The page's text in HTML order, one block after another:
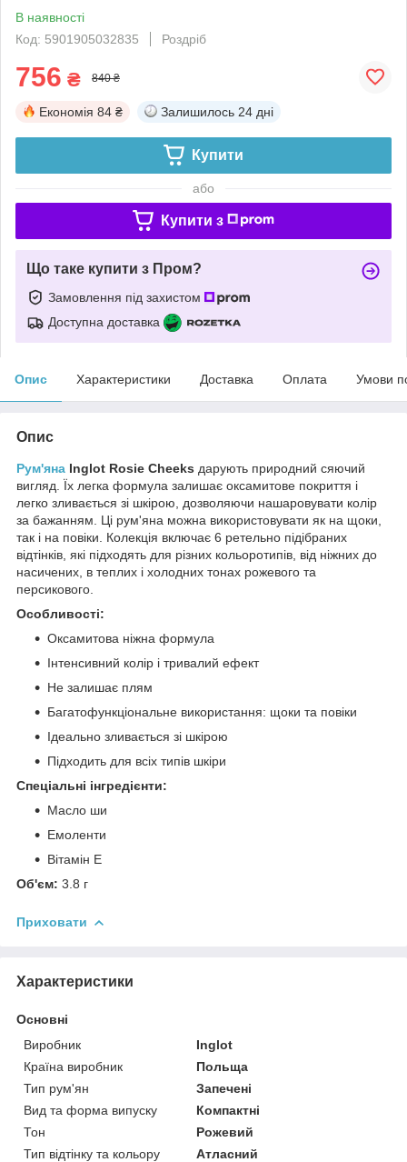
В наявності
Код: 5901905032835
Роздріб
756 ₴ 840 ₴
Економія 84 ₴ Залишилось 24 дні
Купити
або
Купити з
Що таке купити з Пром?
Замовлення під захистом
Доступна доставка
Опис Характеристики Доставка Оплата Умови
Опис
Рум'яна Inglot Rosie Cheeks дарують природний сяючий
вигляд. Їх легка формула залишає оксамитове покриття і
легко зливається зі шкірою, дозволяючи нашаровувати колір
за бажанням. Ці рум'яна можна використовувати як на щоки,
так і на повіки. Колекція включає 6 ретельно підібраних
відтінків, які підходять для різних кольоротипів, від ніжних до
насичених, в теплих і холодних тонах рожевого та
персикового.
Особливості:
Оксамитова ніжна формула
Інтенсивний колір і тривалий ефект
Не залишає плям
Багатофункціональне використання: щоки та повіки
Ідеально зливається зі шкірою
Підходить для всіх типів шкіри
Спеціальні інгредієнти:
Масло ши
Емоленти
Вітамін E
Об'єм: 3.8 г
Приховати
Характеристики
Основні
Виробник
Inglot
Країна виробник
Польща
Тип рум'ян
Запечені
Вид та форма випуску
Компактні
Тон
Рожевий
Тип відтінку та кольору
Атласний